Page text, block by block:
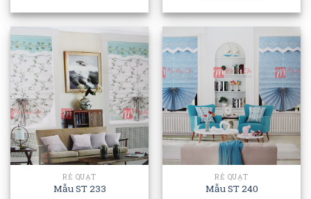
Rated
1.33
RẺ QUẠT
Mẫu ST 233
RẺ QUẠT
Mẫu ST 240